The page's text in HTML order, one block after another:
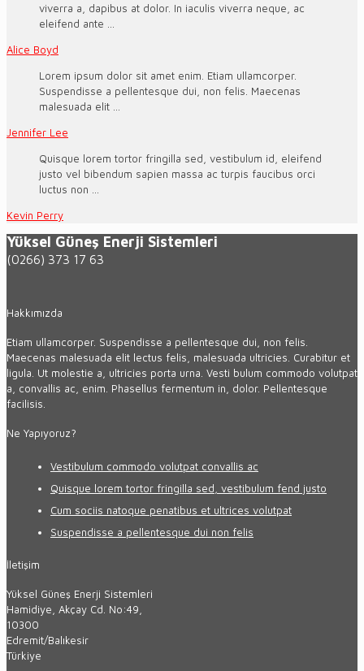
viverra a, dapibus at dolor. In iaculis viverra neque, ac
eleifend ante ...
Alice Boyd
Lorem ipsum dolor sit amet enim. Etiam ullamcorper.
Suspendisse a pellentesque dui, non felis. Maecenas
malesuada elit ...
Jennifer Lee
Quisque lorem tortor fringilla sed, vestibulum id, eleifend
justo vel bibendum sapien massa ac turpis faucibus orci
luctus non ...
Kevin Perry
Yüksel Güneş Enerji Sistemleri
(0266) 373 17 63
Hakkımızda
Etiam ullamcorper. Suspendisse a pellentesque dui, non felis.
Maecenas malesuada elit lectus felis, malesuada ultricies. Curabitur et
ligula. Ut molestie a, ultricies porta urna. Vesti bulum commodo volutpat
a, convallis ac, enim. Phasellus fermentum in, dolor. Pellentesque
facilisis.
Ne Yapıyoruz?
Vestibulum commodo volutpat convallis ac
Quisque lorem tortor fringilla sed, vestibulum fend justo
Cum sociis natoque penatibus et ultrices volutpat
Suspendisse a pellentesque dui non felis
İletişim
Yüksel Güneş Enerji Sistemleri
Hamidiye, Akçay Cd. No:49,
10300
Edremit/Balıkesir
Türkiye